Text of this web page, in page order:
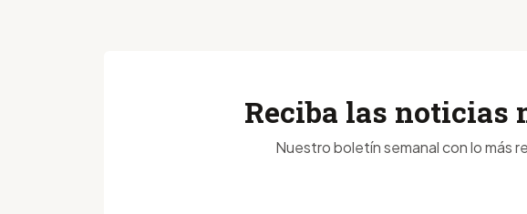
Reciba las noticias
Nuestro boletín semanal con lo más